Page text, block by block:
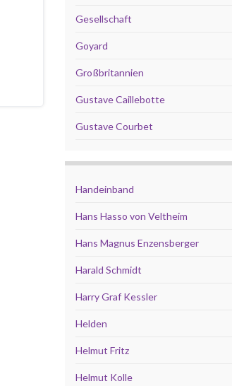
Gesellschaft
Goyard
Großbritannien
Gustave Caillebotte
Gustave Courbet
Handeinband
Hans Hasso von Veltheim
Hans Magnus Enzensberger
Harald Schmidt
Harry Graf Kessler
Helden
Helmut Fritz
Helmut Kolle